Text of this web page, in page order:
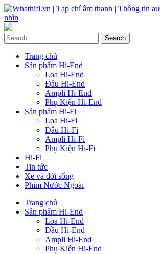
Trang chủ
Sản phẩm Hi-End
Loa Hi-End
Đầu Hi-End
Ampli Hi-End
Phụ Kiện Hi-End
Sản phẩm Hi-Fi
Loa Hi-Fi
Đầu Hi-Fi
Ampli Hi-Fi
Phụ Kiện Hi-Fi
Hi-Fi
Tin tức
Xe và đời sống
Phim Nước Ngoài
Trang chủ
Sản phẩm Hi-End
Loa Hi-End
Đầu Hi-End
Ampli Hi-End
Phụ Kiện Hi-End